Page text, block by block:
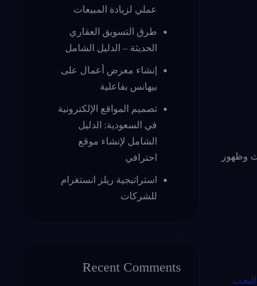
وظهور
عملي لزيادة المبيعات
طرق التسويق العقاري
الحديثة – الدليل الشامل
إنشاء معرض أعمال على
بيهانس بفاعلية
تصميم المواقع الإلكترونية
في السعودية: الدليل
الشامل لإنشاء موقع
احترافي
استراتيجية ريلز انستغرام
للشركات
Recent Comments